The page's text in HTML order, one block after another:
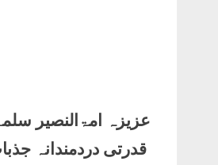
عزیزہ امۃالنصیر
قدرتی دردمندانہ